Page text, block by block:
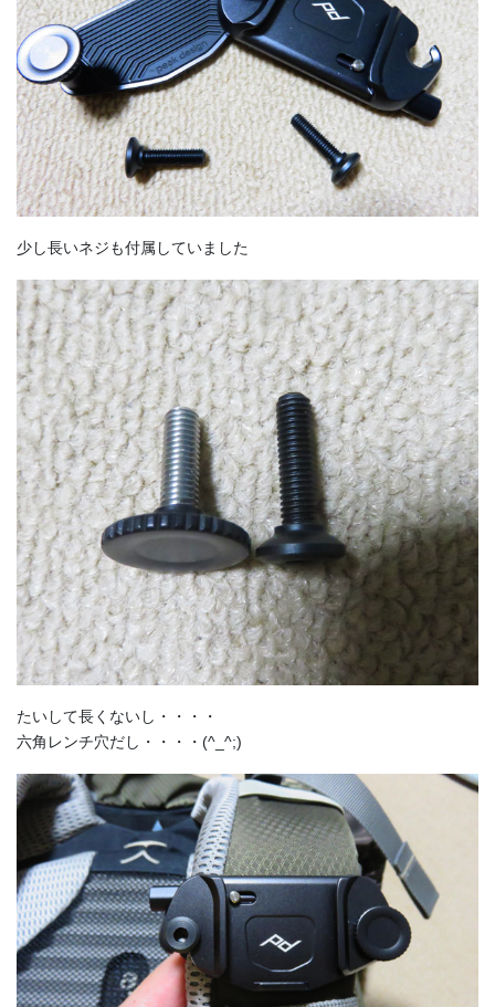
少し長いネジも付属していました
たいして長くないし・・・・
六角レンチ穴だし・・・・(^_^;)